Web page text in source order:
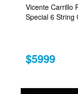
Vicente Carrillo
Special 6 String
$5999